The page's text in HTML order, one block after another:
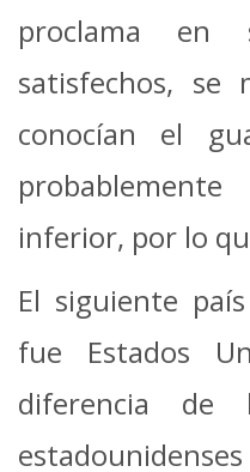
proclama en
satisfechos, se
conocían el
inferior, por lo
El siguiente
fue Estados
diferencia de